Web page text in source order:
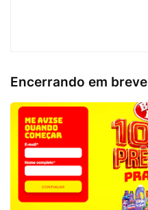
Encerrando em breve